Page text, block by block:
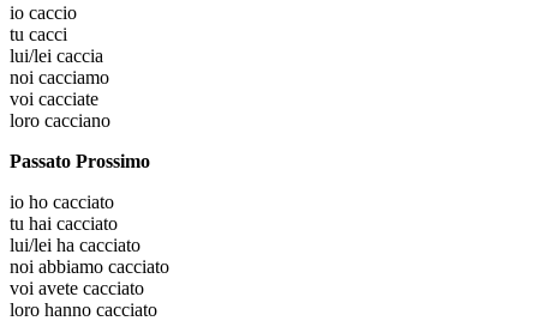
io caccio
tu cacci
lui/lei caccia
noi cacciamo
voi cacciate
loro cacciano
Passato Prossimo
io ho cacciato
tu hai cacciato
lui/lei ha cacciato
noi abbiamo cacciato
voi avete cacciato
loro hanno cacciato